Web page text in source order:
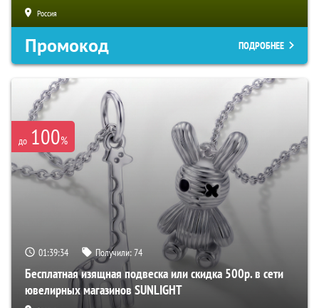
Россия
Промокод ПОДРОБНЕЕ
до 100%
01:39:33 Получили:74
Бесплатная изящная подвеска или скидка 500р. в сети
ювелирных магазинов SUNLIGHT